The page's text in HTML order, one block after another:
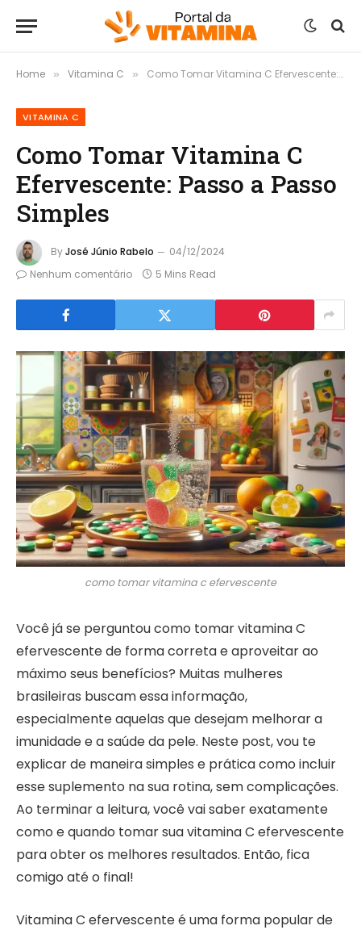
Home » Vitamina C » Como Tomar Vitamina C Efervescente: Passo a Passo Simples
VITAMINA C
Como Tomar Vitamina C
Efervescente: Passo a Passo
Simples
ByJosé Júnio Rabelo
04/12/2024
Nenhum comentário
5 Mins Read
como tomar vitamina c efervescente
Você já se perguntou como tomar vitamina C
efervescente de forma correta e aproveitar ao
máximo seus benefícios? Muitas mulheres
brasileiras buscam essa informação,
especialmente aquelas que desejam melhorar a
imunidade e a saúde da pele. Neste post, vou te
explicar de maneira simples e prática como incluir
esse suplemento na sua rotina, sem complicações.
Ao terminar a leitura, você vai saber exatamente
como e quando tomar sua vitamina C efervescente
para obter os melhores resultados. Então, fica
comigo até o final!
Vitamina C efervescente é uma forma popular de